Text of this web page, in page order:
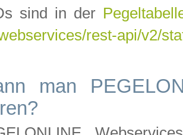
sind in der
rest-api/v2/
man